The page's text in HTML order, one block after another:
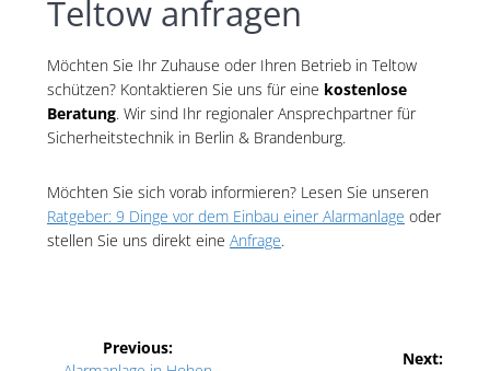
Teltow anfragen
Möchten Sie Ihr Zuhause oder Ihren Betrieb in Teltow
schützen? Kontaktieren Sie uns für eine kostenlose
Beratung. Wir sind Ihr regionaler Ansprechpartner für
Sicherheitstechnik in Berlin & Brandenburg.
Möchten Sie sich vorab informieren? Lesen Sie unseren
Ratgeber: 9 Dinge vor dem Einbau einer Alarmanlage oder
stellen Sie uns direkt eine Anfrage.
Beitragsnavigation
Previous:
Next: